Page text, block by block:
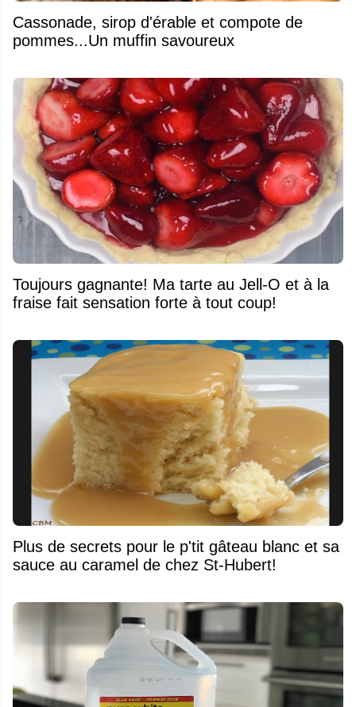
​Cassonade, sirop d'érable et compote de
pommes...Un muffin savoureux
Toujours gagnante! Ma tarte au Jell-O et à la
fraise fait sensation forte à tout coup!
Plus de secrets pour le p'tit gâteau blanc et sa
sauce au caramel de chez St-Hubert!